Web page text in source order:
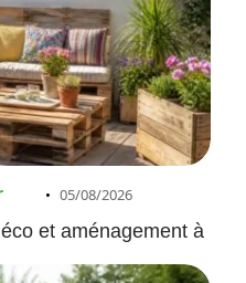
05/08/2026
et aménagement à